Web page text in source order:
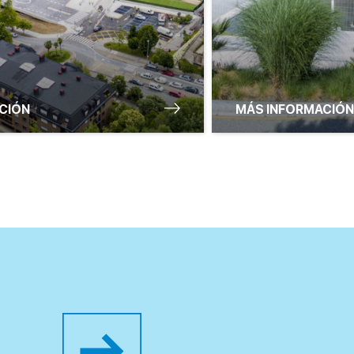
MÁS INFORMACIÓN